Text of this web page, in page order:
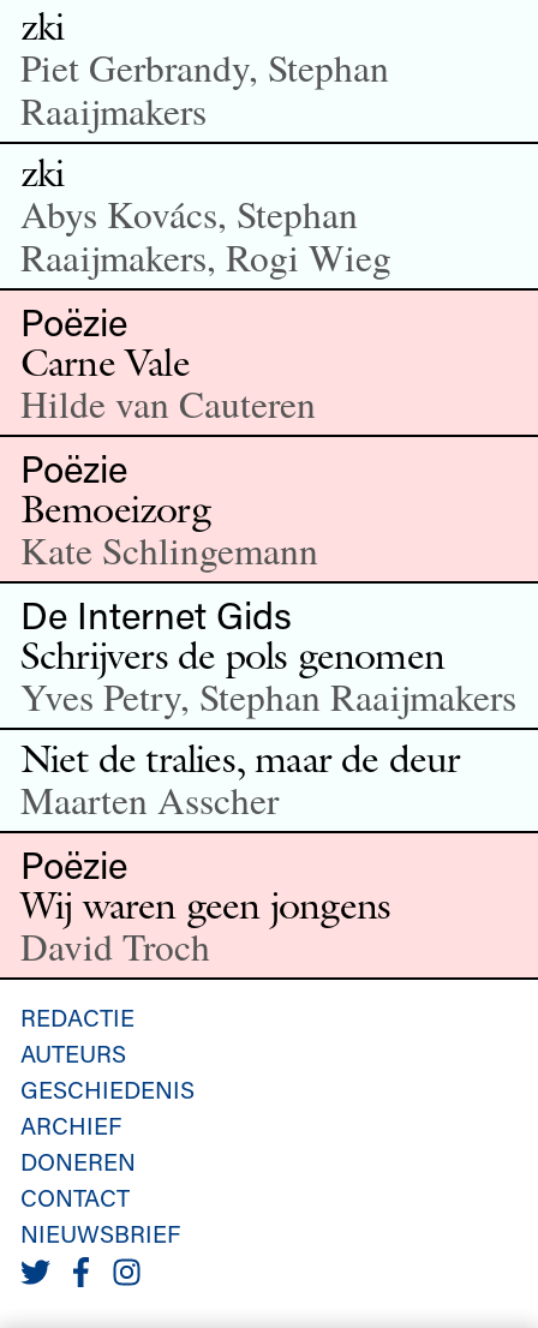
zki
Piet Gerbrandy, Stephan
Raaijmakers
zki
Abys Kovács, Stephan
Raaijmakers, Rogi Wieg
Poëzie
Carne Vale
Hilde van Cauteren
Poëzie
Bemoeizorg
Kate Schlingemann
De Internet Gids
Schrijvers de pols genomen
Yves Petry, Stephan Raaijmakers
Niet de tralies, maar de deur
Maarten Asscher
Poëzie
Wij waren geen jongens
David Troch
REDACTIE
AUTEURS
GESCHIEDENIS
ARCHIEF
DONEREN
CONTACT
NIEUWSBRIEF